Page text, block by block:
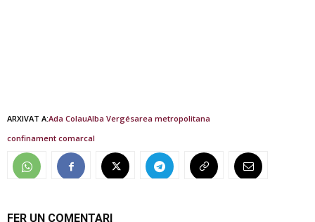
ARXIVAT A:Ada ColauAlba Vergésarea metropolitana
confinament comarcal
FER UN COMENTARI